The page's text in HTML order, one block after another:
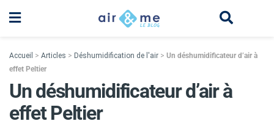
Accueil > Articles > Déshumidification de l'air > Un déshumidificateur d’air à
effet Peltier
Un déshumidificateur d’air à
effet Peltier